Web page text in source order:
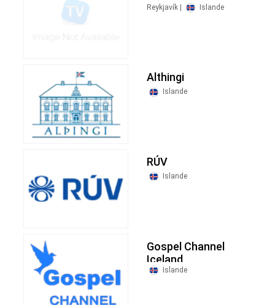
Reykjavík | Islande
Althingi
Islande
RÚV
Islande
Gospel Channel
Iceland
Islande